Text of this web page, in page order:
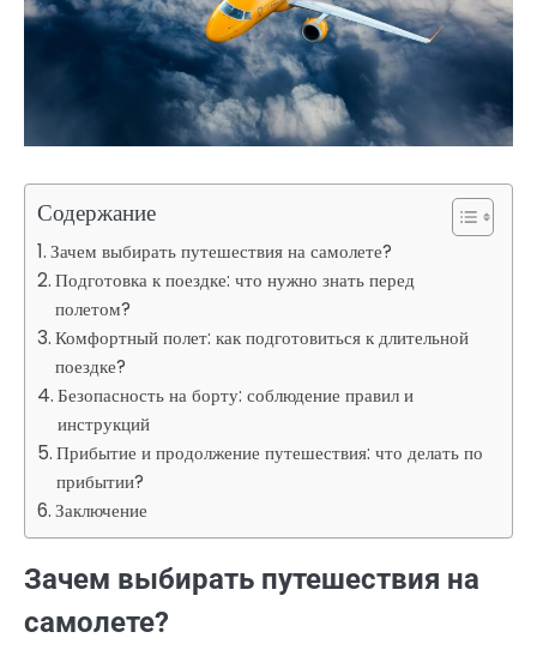
Содержание
Зачем выбирать путешествия на самолете?
Подготовка к поездке: что нужно знать перед
полетом?
Комфортный полет: как подготовиться к длительной
поездке?
Безопасность на борту: соблюдение правил и
инструкций
Прибытие и продолжение путешествия: что делать по
прибытии?
Заключение
Зачем выбирать путешествия на
самолете?